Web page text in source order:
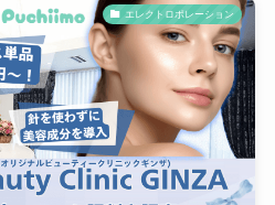
エレクトロポレーション